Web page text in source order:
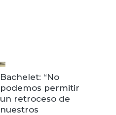
Bachelet: “No
podemos permitir
un retroceso de
nuestros